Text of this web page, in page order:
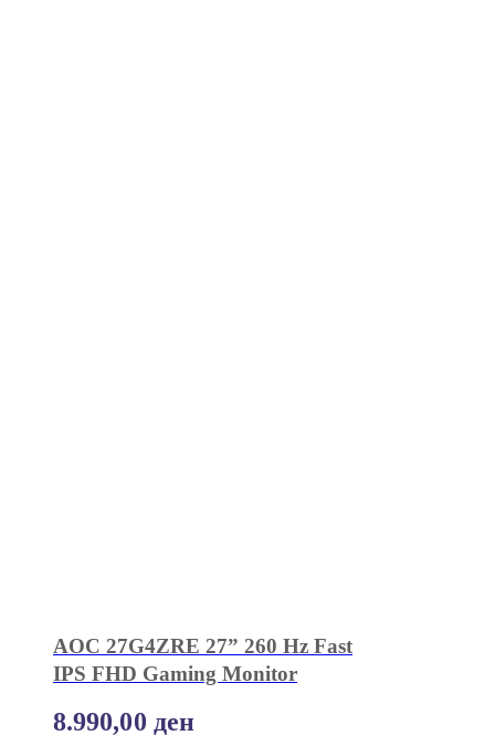
AOC 27G4ZRE 27” 260 Hz Fast
IPS FHD Gaming Monitor
8.990,00 ден